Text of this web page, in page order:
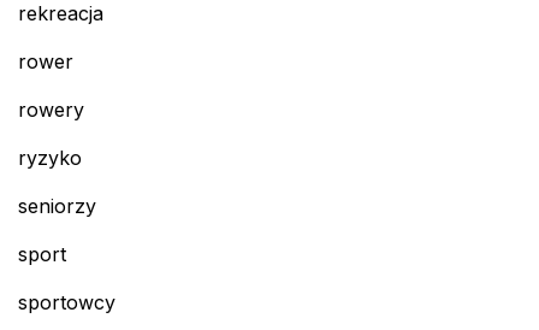
rekreacja
rower
rowery
ryzyko
seniorzy
sport
sportowcy